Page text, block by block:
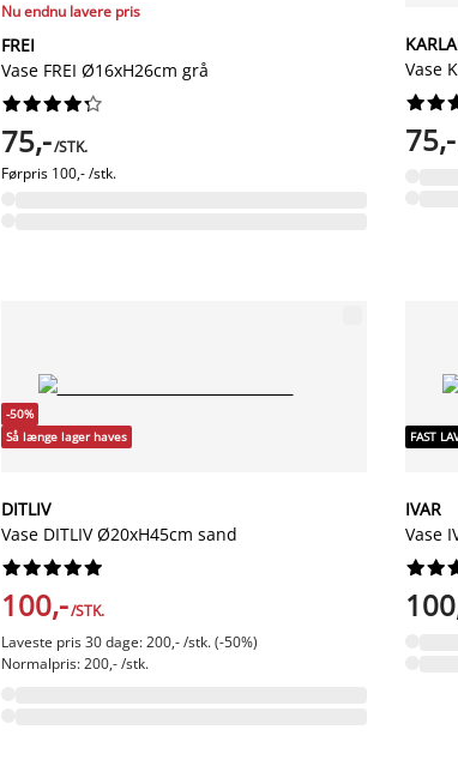
Nu endnu lavere pris
FREI
Vase FREI Ø16xH26cm grå






75,-/STK.
Førpris 100,- /stk.
Vase



75,-
-50%
Så længe lager haves
DITLIV
Vase DITLIV Ø20xH45cm sand






100,-/STK.
Laveste pris 30 dage: 200,- /stk. (-50%)
Normalpris: 200,- /stk.
FAST
IVAR
Vase


